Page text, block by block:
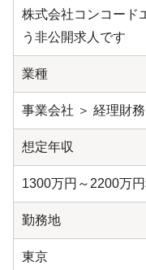
株式会社コンコード
う非公開求人です
業種
事業会社 ＞ 経理財
想定年収
1300万円～2200万
勤務地
東京